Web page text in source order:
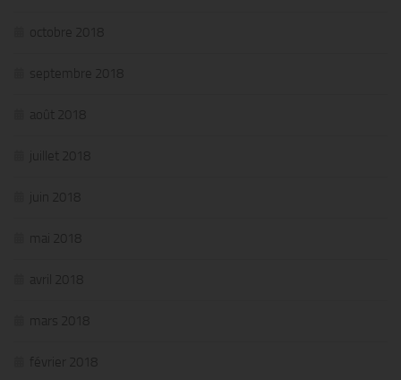
octobre 2018
septembre 2018
août 2018
juillet 2018
juin 2018
mai 2018
avril 2018
mars 2018
février 2018